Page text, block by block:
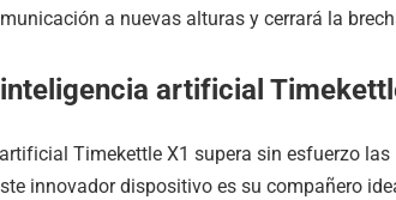
a nuevas alturas y cerrará la
artificial
Timekettle X1 supera sin esfuerzo
innovador dispositivo es su compañero